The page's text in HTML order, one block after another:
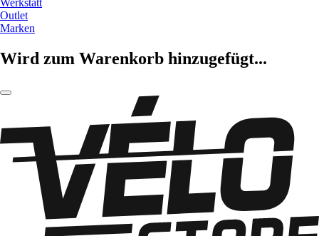
Werkstatt
Outlet
Marken
Wird zum Warenkorb hinzugefügt...